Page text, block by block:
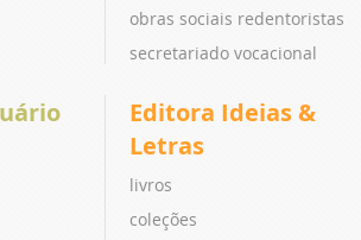
obras sociais redentoristas
secretariado vocacional
Editora Ideias &
Letras
livros
coleções